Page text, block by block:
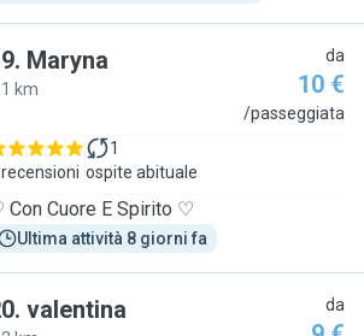
. Maryna
km
da
10 €
/passeggiata
1
ospite abituale
Con Cuore E Spirito ♡
Ultima attività 8 giorni fa
. valentina da